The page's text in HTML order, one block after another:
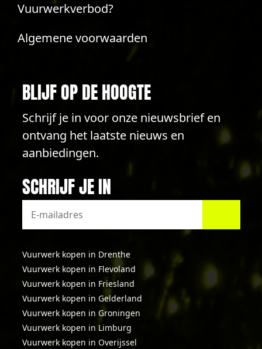
Vuurwerkverbod?
Algemene voorwaarden
BLIJF OP DE HOOGTE
Schrijf je in voor onze nieuwsbrief en
ontvang het laatste nieuws en
aanbiedingen.
SCHRIJF JE IN
Vuurwerk kopen in Drenthe
Vuurwerk kopen in Flevoland
Vuurwerk kopen in Friesland
Vuurwerk kopen in Gelderland
Vuurwerk kopen in Groningen
Vuurwerk kopen in Limburg
Vuurwerk kopen in Overijssel